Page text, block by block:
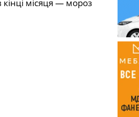
місяця — мороз